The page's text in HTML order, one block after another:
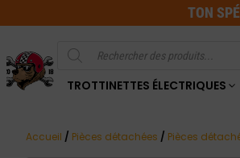
TON
Recherche
produits
TROTTINETTES ÉLECTRIQUES
Accueil / Pièces détachées / Pièces